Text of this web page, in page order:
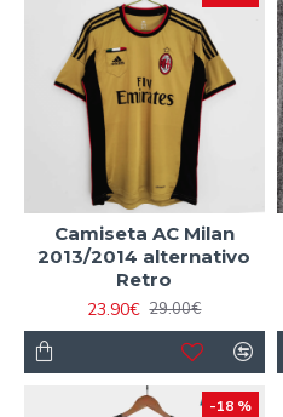
Camiseta AC Milan
2013/2014 alternativo
Retro
23.90€ 29.00€
-18 %